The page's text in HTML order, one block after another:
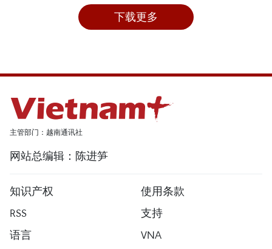
下载更多
主管部门：越南通讯社
网站总编辑：陈进笋
知识产权
使用条款
RSS
支持
语言
VNA